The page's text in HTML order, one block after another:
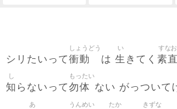
シリたいって衝動
しょうどう
は 生
い
きてく 素直
すなお
知
し
らないって勿体
もったい
ない がっついて
あ うんめい たか きずな